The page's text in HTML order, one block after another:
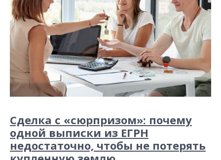
Сделка с «сюрпризом»: почему
одной выписки из ЕГРН
недостаточно, чтобы не потерять